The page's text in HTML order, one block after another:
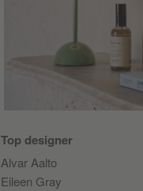
Top designer
Alvar Aalto
Eileen Gray